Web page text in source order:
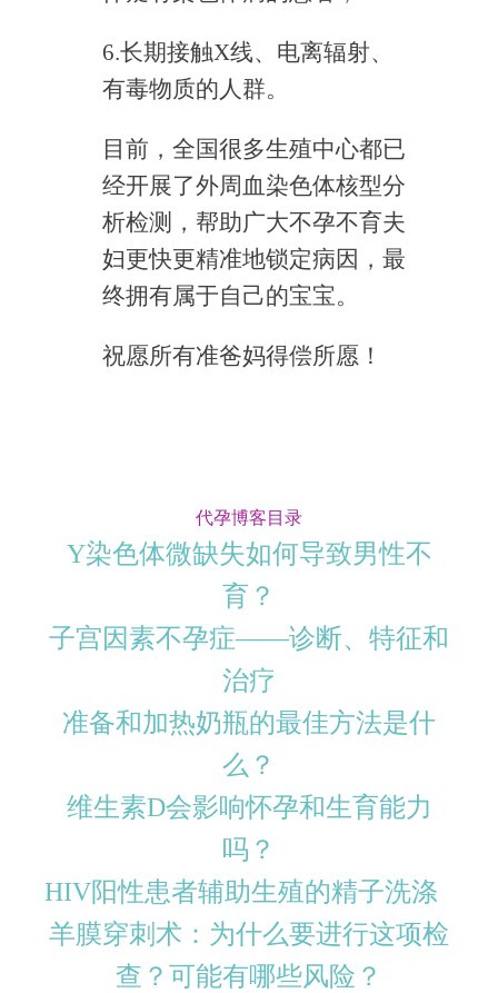
6.长期接触X线、电离辐射、
有毒物质的人群。
目前，全国很多生殖中心都已
经开展了外周血染色体核型分
析检测，帮助广大不孕不育夫
妇更快更精准地锁定病因，最
终拥有属于自己的宝宝。
祝愿所有准爸妈得偿所愿！
代孕博客目录
Y染色体微缺失如何导致男性不
育？
子宫因素不孕症——诊断、特征和
治疗
准备和加热奶瓶的最佳方法是什
么？
维生素D会影响怀孕和生育能力
吗？
HIV阳性患者辅助生殖的精子洗涤
羊膜穿刺术：为什么要进行这项检
查？可能有哪些风险？